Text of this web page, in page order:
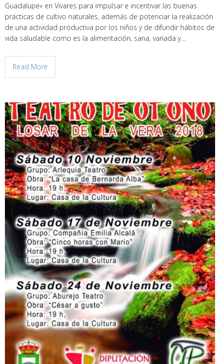
Guadalupe» en Vivares para impulsar e incentivar las buenas
prácticas de cultivo naturales, además de potenciar la realización
de una actividad productiva por los niños y de difundir hábitos de
vida saludable como es la alimentación, sana, variada y…
Read More